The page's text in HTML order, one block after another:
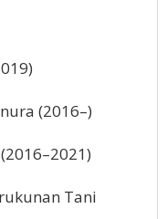
(2016–)
Tani